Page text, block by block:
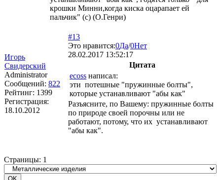
крошки Минни,когда киска оцарапает ей
пальчик" (с) (О.Генри)
Игорь
Свидерский
Administrator
Сообщений: 822
Рейтинг: 1399
Регистрация:
18.10.2012
#13
Это нравится:0Да/0Нет
28.02.2017 13:52:17
Цитата
ecoss написал:
эти потешные "пружинные болты",
которые устанавливают "абы как"
Разъясните, по Вашему: пружинные болты
по природе своей порочны или не
работают, потому, что их устанавливают
"абы как".
Страницы: 1